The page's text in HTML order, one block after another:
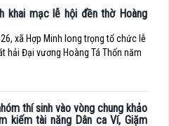
khai mạc lễ hội đền thờ Hoàng
xã Hợp Minh long trọng tổ chức lễ
hải Đại vương Hoàng Tá Thốn năm
thí sinh vào vòng chung khảo
kiếm tài năng Dân ca Ví, Giặm